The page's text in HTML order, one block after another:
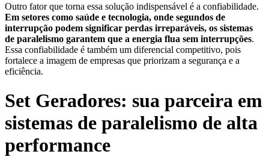
Outro fator que torna essa solução indispensável é a confiabilidade.
Em setores como saúde e tecnologia, onde segundos de
interrupção podem significar perdas irreparáveis, os sistemas
de paralelismo garantem que a energia flua sem interrupções.
Essa confiabilidade é também um diferencial competitivo, pois
fortalece a imagem de empresas que priorizam a segurança e a
eficiência.
Set Geradores: sua parceira em
sistemas de paralelismo de alta
performance